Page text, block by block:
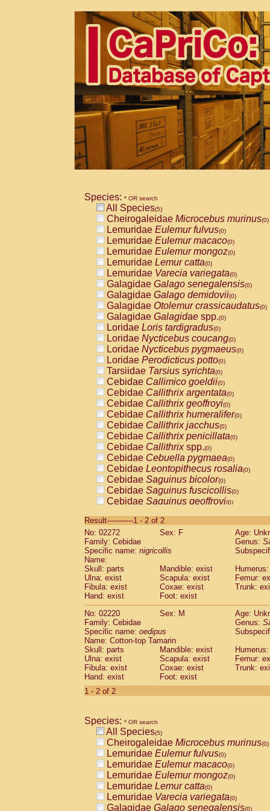
Species: * OR search
All Species(5)
Cheirogaleidae Microcebus murinus(0)
Lemuridae Eulemur fulvus(0)
Lemuridae Eulemur macaco(0)
Lemuridae Eulemur mongoz(0)
Lemuridae Lemur catta(0)
Lemuridae Varecia variegata(0)
Galagidae Galago senegalensis(0)
Galagidae Galago demidovii(0)
Galagidae Otolemur crassicaudatus(0)
Galagidae Galagidae spp.(0)
Loridae Loris tardigradus(0)
Loridae Nycticebus coucang(0)
Loridae Nycticebus pygmaeus(0)
Loridae Perodicticus potto(0)
Tarsiidae Tarsius syrichta(0)
Cebidae Callimico goeldii(0)
Cebidae Callithrix argentata(0)
Cebidae Callithrix geoffroyi(0)
Cebidae Callithrix humeralifer(0)
Cebidae Callithrix jacchus(0)
Cebidae Callithrix penicillata(0)
Cebidae Callithrixspp.(0)
Cebidae Cebuella pygmaea(0)
Cebidae Leontopithecus rosalia(0)
Cebidae Saguinus bicolor(0)
Cebidae Saguinus fuscicollis(0)
Cebidae Saguinus geoffroyi(0)
CebidaeSaguinus labiatus(0)
Cebidae Saguinus leucopus (0)
Cebidae
CebidaeSaguinus mystax
Cebidae Saguinus nigricollis (1)
Cebidae Saguinus oedipus
Cebidae Saguinus weddelli
Cebidae Saguinusspp.
Cebidae Aotus trivirgatus
Cebidae
CebidaeCebus apella
Cebidae Cebus capucinus
Cebidae Cebus nigrivittatus
Cebidae Cebusspp.(0)
Cebidae Saimiri boliviensis
CebidaeSaimiri sciureus(0)
AtelidaeAlouatta caraya(0)
Atelidae Alouatta seniculus
AtelidaeAlouatta
AtelidaeAteles belzebuth(0)
AtelidaeAteles geoffroyi(0)
AtelidaeAteles paniscus(0)
AtelidaeAtelesspp. (0)
AtelidaeLagothrix lagothricha
AtelidaeLagothrix lagothricha cana
PitheciidaeCacajao calvus
Result-----------1 - 2 of 2
No: 02272
Sex: F
Age:
Family: Cebidae
Genus:
Specific name: nigricollis
Name:
Skull: parts
Mandible: exist
Ulna: exist
Scapula: exist
Femur:
Fibula: exist
Coxae: exist
Trunk:
Hand: exist
Foot: exist
No: 02220
Sex: M
Age:
Family: Cebidae
Genus:
Specific name: oedipus
Name: Cotton-top Tamarin
Skull: parts
Mandible: exist
Ulna: exist
Scapula: exist
Femur:
Fibula: exist
Coxae: exist
Trunk:
Hand: exist
Foot: exist
1 - 2 of 2
Species: * OR search
All Species(5)
Cheirogaleidae Microcebus murinus(0)
Lemuridae Eulemur fulvus(0)
Lemuridae Eulemur macaco(0)
Lemuridae Eulemur mongoz(0)
Lemuridae Lemur catta(0)
Lemuridae Varecia variegata(0)
Galagidae Galago senegalensis(0)